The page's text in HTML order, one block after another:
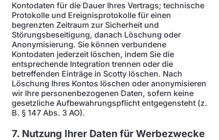
Kontodaten für die Dauer Ihres Vertrags; technische
Protokolle und Ereignisprotokolle für einen
begrenzten Zeitraum zur Sicherheit und
Störungsbeseitigung, danach Löschung oder
Anonymisierung. Sie können verbundene
Kontodaten jederzeit löschen, indem Sie die
entsprechende Integration trennen oder die
betreffenden Einträge in Scotty löschen. Nach
Löschung Ihres Kontos löschen oder anonymisieren
wir Ihre personenbezogenen Daten, sofern keine
gesetzliche Aufbewahrungspflicht entgegensteht (z.
B. § 147 Abs. 3 AO).
7. Nutzung Ihrer Daten für Werbezwecke